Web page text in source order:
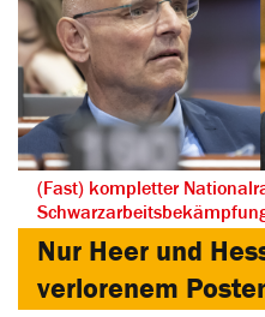
(Fast) kompletter
Nur Heer und
verlorenem